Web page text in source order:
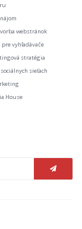
webstránok
vyhľadávače
stratégia
sieťach
House